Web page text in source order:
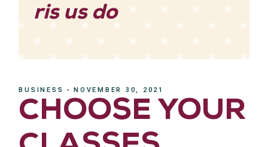
ris us do
BUSINESS NOVEMBER 30, 2021
CHOOSE YOUR